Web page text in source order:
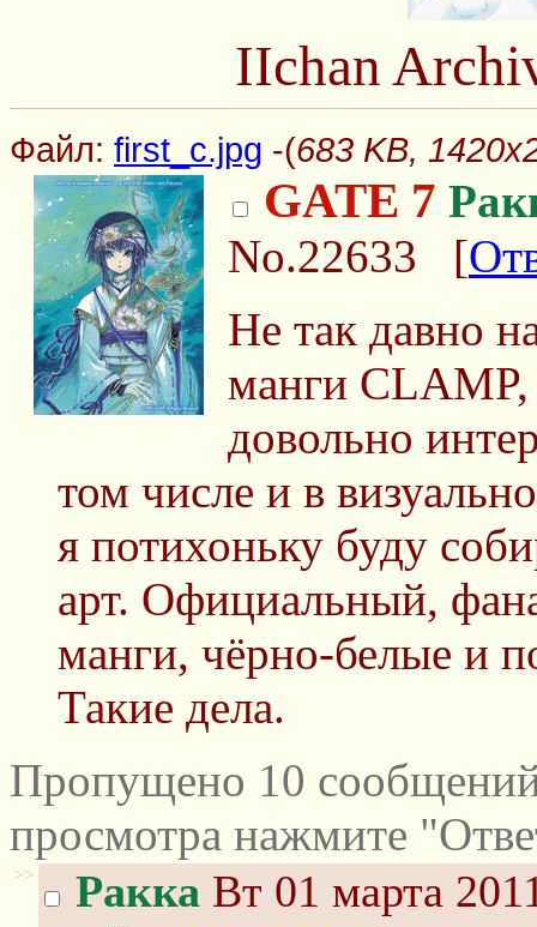
IIchan
Файл: first_c.jpg -(683 KB,
GATE 7
No.22633 [
Не так давно
манги
довольно
том числе и в
я потихоньку буду
арт. Официальный,
манги, чёрно-белые и
Такие дела.
Пропущено 10
просмотра нажмите
>> Ракка Вт 01 марта